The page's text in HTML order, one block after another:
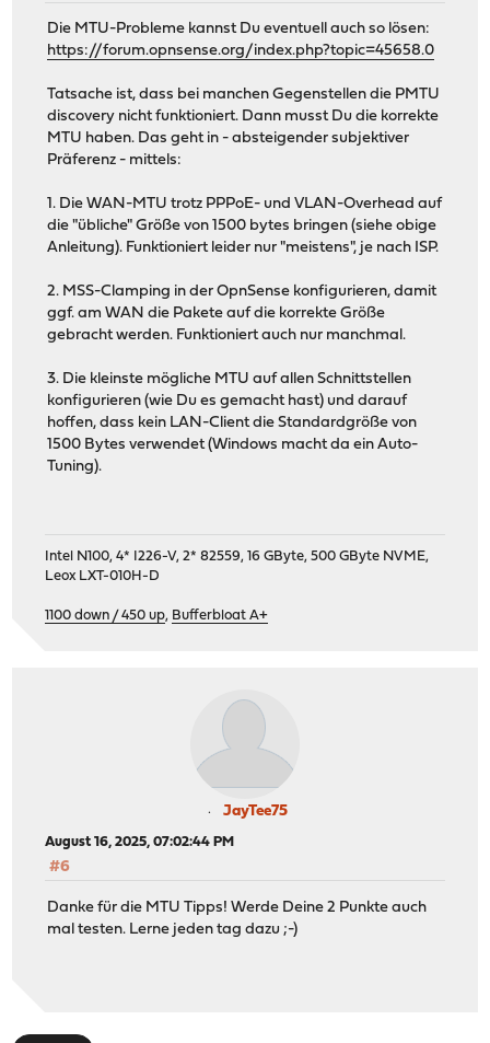
Die MTU-Probleme kannst Du eventuell auch so lösen:
https://forum.opnsense.org/index.php?topic=45658.0
Tatsache ist, dass bei manchen Gegenstellen die PMTU
discovery nicht funktioniert. Dann musst Du die korrekte
MTU haben. Das geht in - absteigender subjektiver
Präferenz - mittels:
1. Die WAN-MTU trotz PPPoE- und VLAN-Overhead auf
die "übliche" Größe von 1500 bytes bringen (siehe obige
Anleitung). Funktioniert leider nur "meistens", je nach ISP.
2. MSS-Clamping in der OpnSense konfigurieren, damit
ggf. am WAN die Pakete auf die korrekte Größe
gebracht werden. Funktioniert auch nur manchmal.
3. Die kleinste mögliche MTU auf allen Schnittstellen
konfigurieren (wie Du es gemacht hast) und darauf
hoffen, dass kein LAN-Client die Standardgröße von
1500 Bytes verwendet (Windows macht da ein Auto-
Tuning).
Intel N100, 4* I226-V, 2* 82559, 16 GByte, 500 GByte NVME,
Leox LXT-010H-D
1100 down / 450 up, Bufferbloat A+
JayTee75
August 16, 2025, 07:02:44 PM
#6
Danke für die MTU Tipps! Werde Deine 2 Punkte auch
mal testen. Lerne jeden tag dazu ;-)